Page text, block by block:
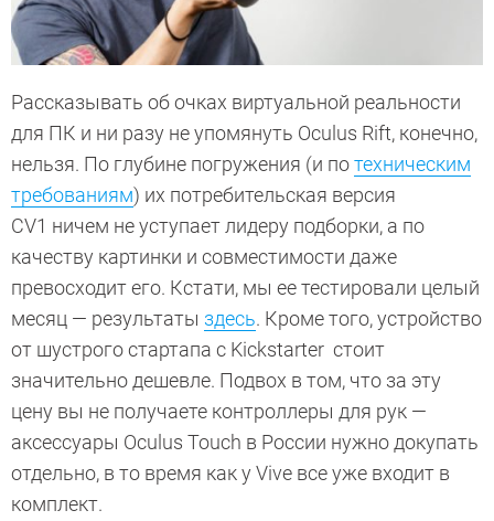
Рассказывать об очках виртуальной реальности
для ПК и ни разу не упомянуть Oculus Rift, конечно,
нельзя. По глубине погружения (и потехническим
требованиям) их потребительская версия
CV1 ничем не уступает лидеру подборки, а по
качеству картинки и совместимости даже
превосходит его. Кстати, мы ее тестировали целый
месяц — результаты здесь. Кроме того, устройство
от шустрого стартапа с Kickstarter стоит
значительно дешевле. Подвох в том, что за эту
цену вы не получаете контроллеры для рук —
аксессуары Oculus Touch в России нужно докупать
отдельно, в то время как у Vive все уже входит в
комплект.